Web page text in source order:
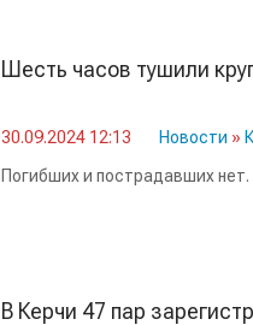
Шесть часов тушили
30.09.2024 12:13 Новости »
Погибших и пострадавших нет.
В Керчи 47 пар